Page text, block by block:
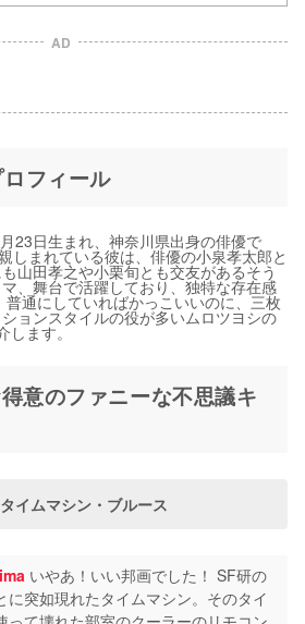
AD
フィール
23日生まれ、神奈川県出身の俳優で
しまれている彼は、俳優の小泉孝太郎と
山田孝之や小栗旬とも交友があるそう
、舞台で活躍しており、独特な存在感
通にしていればかっこいいのに、三枚
ョンスタイルの役が多いムロツヨシの
します。
意のファニーな不思議キ
イムマシン・ブルース
いやあ！いい邦画でした！ SF研の
に突如現れたタイムマシン。そのタイ